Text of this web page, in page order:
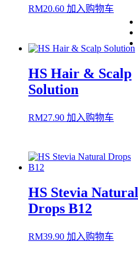
RM20.60 加入购物车
HS Hair & Scalp
Solution
RM27.90 加入购物车
HS Stevia Natural
Drops B12
RM39.90 加入购物车